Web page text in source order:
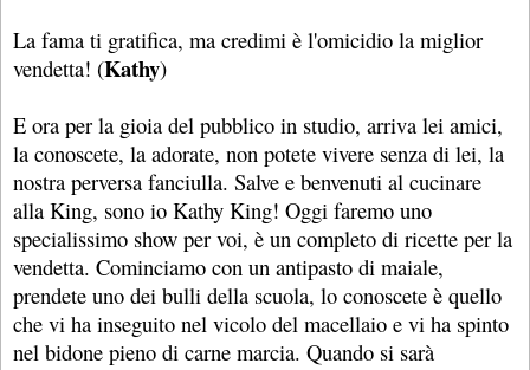
La fama ti gratifica, ma credimi è l'omicidio la miglior
vendetta! (Kathy)
E ora per la gioia del pubblico in studio, arriva lei amici,
la conoscete, la adorate, non potete vivere senza di lei, la
nostra perversa fanciulla. Salve e benvenuti al cucinare
alla King, sono io Kathy King! Oggi faremo uno
specialissimo show per voi, è un completo di ricette per la
vendetta. Cominciamo con un antipasto di maiale,
prendete uno dei bulli della scuola, lo conoscete è quello
che vi ha inseguito nel vicolo del macellaio e vi ha spinto
nel bidone pieno di carne marcia. Quando si sarà